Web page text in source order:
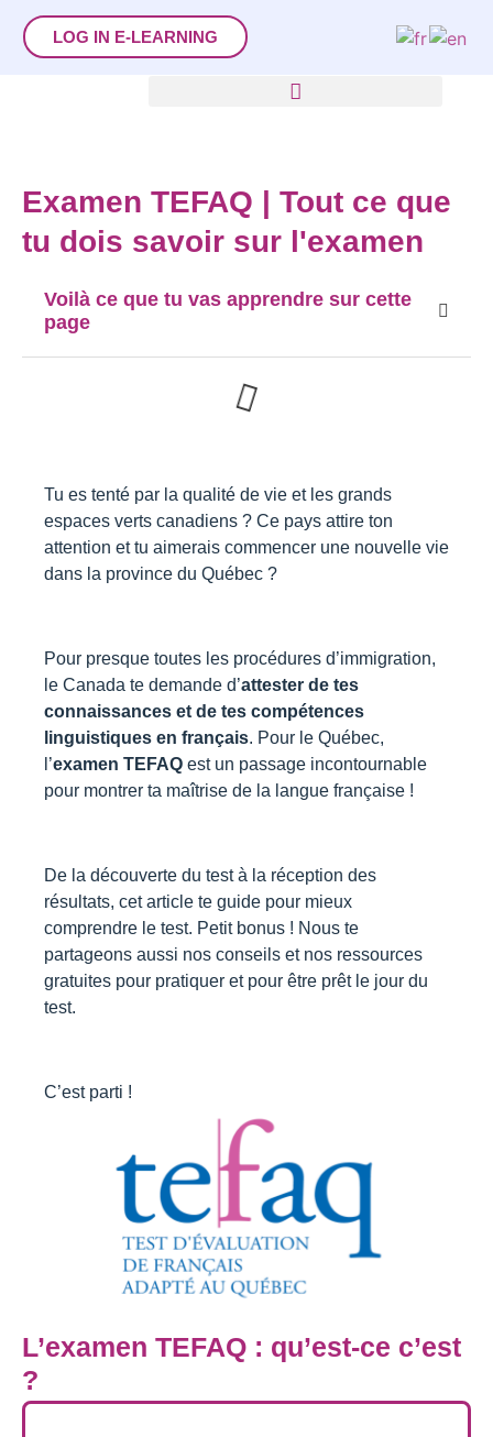
LOG IN E-LEARNING
Examen TEFAQ | Tout ce que
tu dois savoir sur l'examen
Voilà ce que tu vas apprendre sur cette
page
Tu es tenté par la qualité de vie et les grands
espaces verts canadiens ? Ce pays attire ton
attention et tu aimerais commencer une nouvelle vie
dans la province du Québec ?
Pour presque toutes les procédures d’immigration,
le Canada te demande d’attester de tes
connaissances et de tes compétences
linguistiques en français. Pour le Québec,
l’examen TEFAQ est un passage incontournable
pour montrer ta maîtrise de la langue française !
De la découverte du test à la réception des
résultats, cet article te guide pour mieux
comprendre le test. Petit bonus ! Nous te
partageons aussi nos conseils et nos ressources
gratuites pour pratiquer et pour être prêt le jour du
test.
C’est parti !
L’examen TEFAQ : qu’est-ce c’est
?